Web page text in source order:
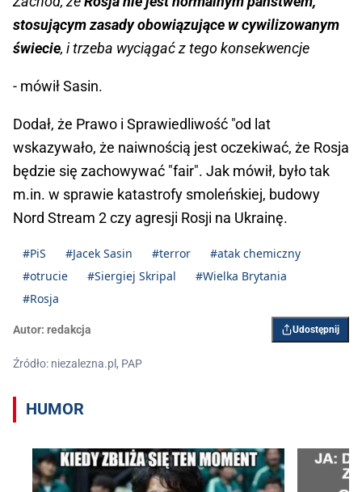
stosującym zasady obowiązujące w cywilizowanym
świecie, i trzeba wyciągać z tego konsekwencje
- mówił Sasin.
Dodał, że Prawo i Sprawiedliwość "od lat
wskazywało, że naiwnością jest oczekiwać, że Rosja
będzie się zachowywać "fair". Jak mówił, było tak
m.in. w sprawie katastrofy smoleńskiej, budowy
Nord Stream 2 czy agresji Rosji na Ukrainę.
#PiS #Jacek Sasin #terror
#atak chemiczny
#otrucie
#Siergiej Skripal
#Wielka Brytania
#Rosja
Autor: redakcja Udostępnij
Źródło: niezalezna.pl, PAP
HUMOR